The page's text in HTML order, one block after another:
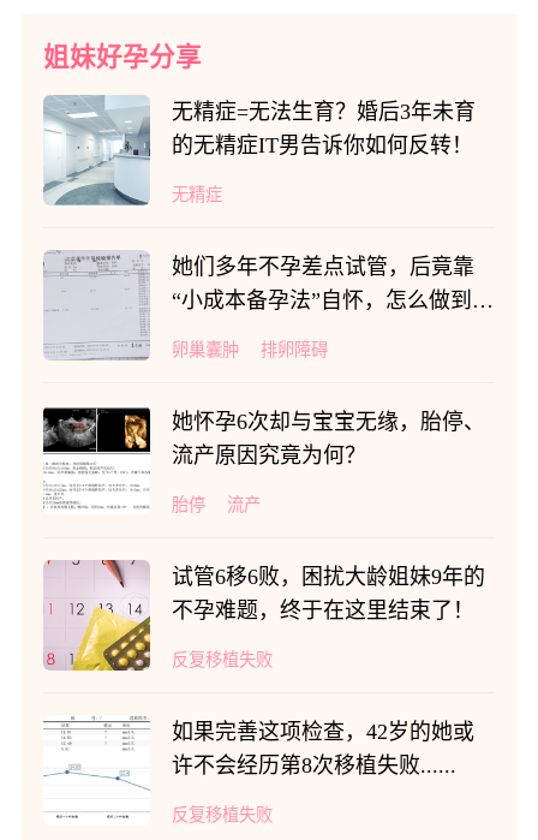
姐妹好孕分享
无精症=无法生育？婚后3年未育
的无精症IT男告诉你如何反转！
无精症
她们多年不孕差点试管，后竟靠
“小成本备孕法”自怀，怎么做到
卵巢囊肿 排卵障碍
她怀孕6次却与宝宝无缘，胎停、
流产原因究竟为何？
胎停 流产
试管6移6败，困扰大龄姐妹9年的
不孕难题，终于在这里结束了！
反复移植失败
如果完善这项检查，42岁的她或
许不会经历第8次移植失败......
反复移植失败